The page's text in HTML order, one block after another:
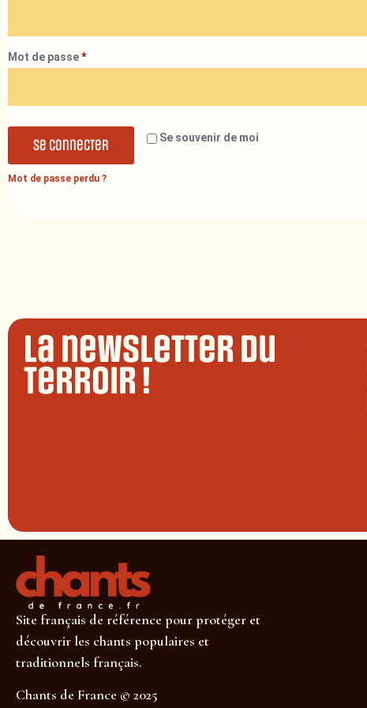
Mot de passe*
Se souvenir de moi
Se connecter
Mot de passe perdu ?
La newsletter du
terroir !
Site français de référence pour protéger et
découvrir les chants populaires et
traditionnels français.
Chants de France © 2025